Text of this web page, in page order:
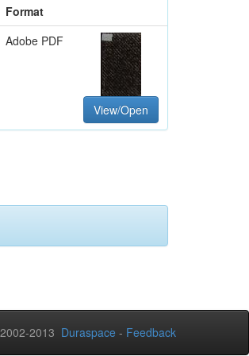
Format
Adobe PDF
View/Open
2013 Duraspace - Feedback